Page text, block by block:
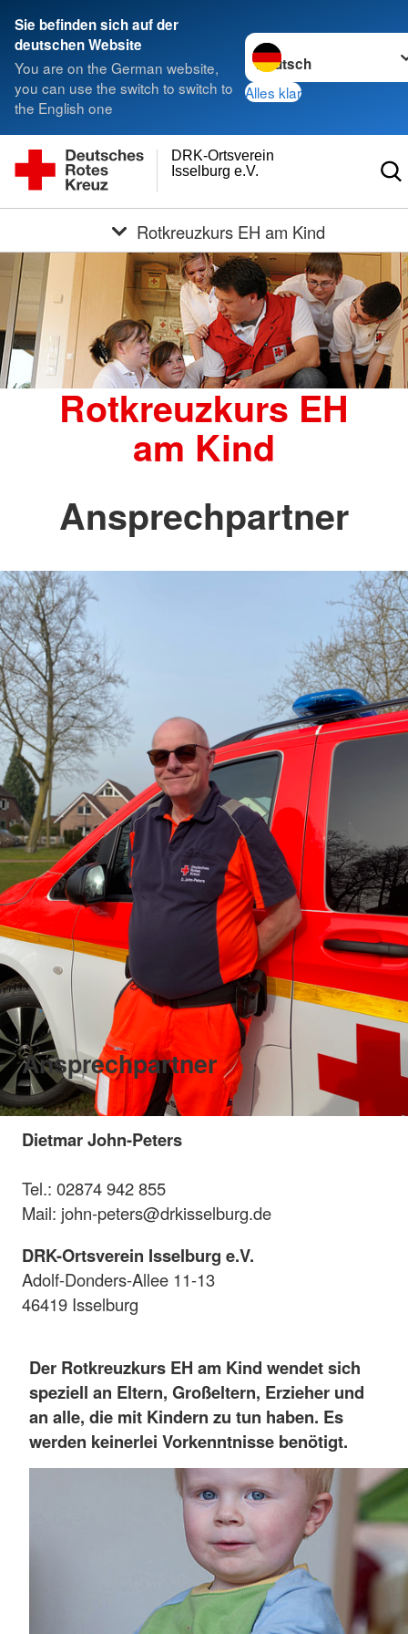
Sie befinden sich auf der
deutschen Website
You are on the German website,
you can use the switch to switch to
the English one
Sprache wechseln zu
Alles klar
Isselburg e.V.
DRK-Ortsverein
Rotkreuzkurs EH am Kind
Rotkreuzkurs EH
am Kind
Ansprechpartner
Ansprechpartner
Dietmar John-Peters
Tel.: 02874 942 855
Mail: john-peters@drkisselburg.de
DRK-Ortsverein Isselburg e.V.
Adolf-Donders-Allee 11-13
46419 Isselburg
Der Rotkreuzkurs EH am Kind wendet sich
speziell an Eltern, Großeltern, Erzieher und
an alle, die mit Kindern zu tun haben. Es
werden keinerlei Vorkenntnisse benötigt.